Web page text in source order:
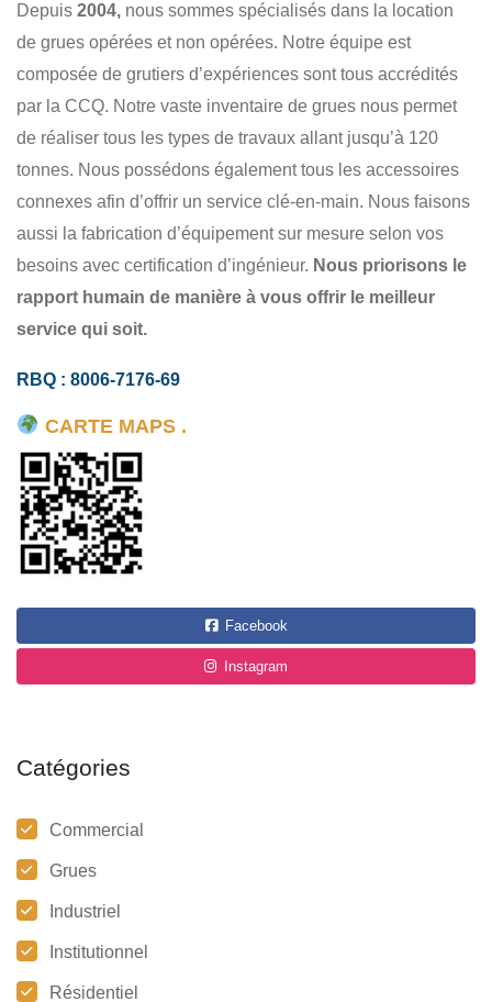
LOCATION DE GRUE FABRICATION
INDUSTRIEL
Depuis 2004, nous sommes spécialisés dans la location
de grues opérées et non opérées. Notre équipe est
composée de grutiers d’expériences sont tous accrédités
par la CCQ. Notre vaste inventaire de grues nous permet
de réaliser tous les types de travaux allant jusqu’à 120
tonnes. Nous possédons également tous les accessoires
connexes afin d’offrir un service clé-en-main. Nous faisons
aussi la fabrication d’équipement sur mesure selon vos
besoins avec certification d’ingénieur. Nous priorisons le
rapport humain de manière à vous offrir le meilleur
service qui soit.
RBQ : 8006-7176-69
CARTE MAPS .
Facebook
Instagram
Catégories
Commercial
Grues
Industriel
Institutionnel
Résidentiel